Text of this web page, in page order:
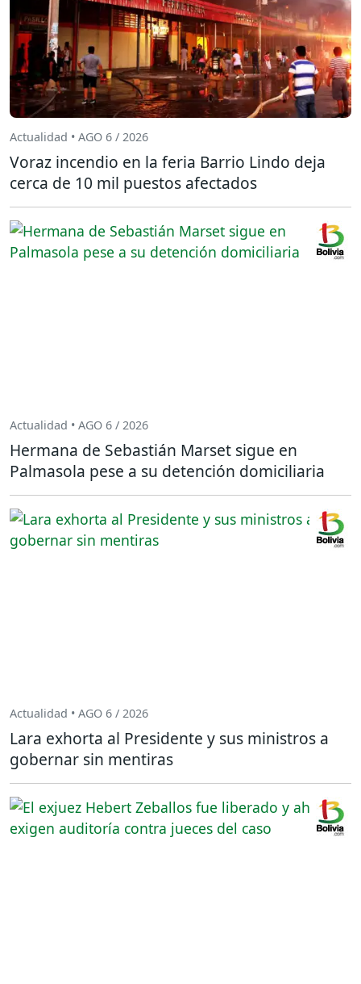
Actualidad • AGO 6 / 2026
Voraz incendio en la feria Barrio Lindo deja
cerca de 10 mil puestos afectados
Actualidad • AGO 6 / 2026
Hermana de Sebastián Marset sigue en
Palmasola pese a su detención domiciliaria
Actualidad • AGO 6 / 2026
Lara exhorta al Presidente y sus ministros a
gobernar sin mentiras